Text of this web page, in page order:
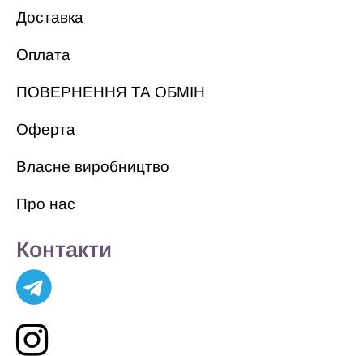
Доставка
Оплата
ПОВЕРНЕННЯ ТА ОБМІН
Оферта
Власне виробництво
Про нас
Контакти